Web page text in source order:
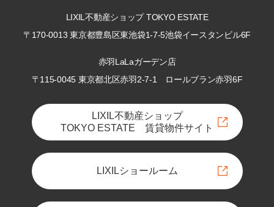
LIXIL不動産ショップ TOKYO ESTATE
〒170-0013 東京都豊島区東池袋1-7-5池袋イースタンビル6F
赤羽LaLaガーデン店
〒115-0045 東京都北区赤羽2-7-1
ロールブラン赤羽6F
LIXIL不動産ショップ
TOKYO ESTATE 賃貸物件サイト
LIXILショールーム